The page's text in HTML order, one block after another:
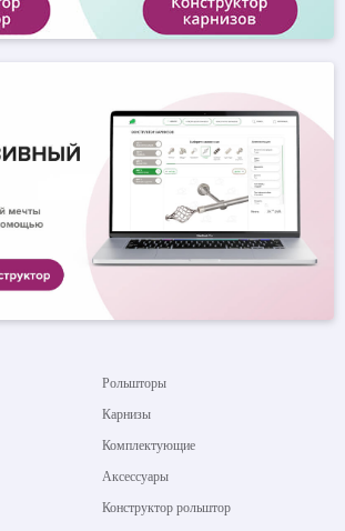
Рольшторы
Карнизы
Комплектующие
Аксессуары
Конструктор рольштор